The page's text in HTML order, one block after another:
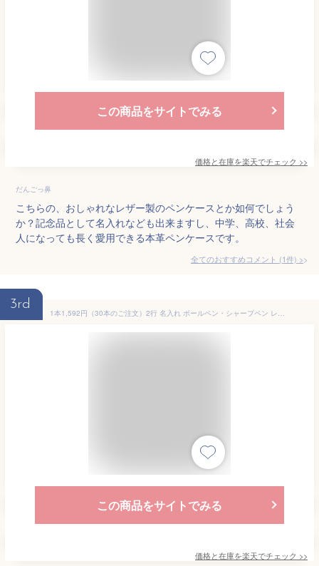
この商品をサイトでみる
価格と在庫を楽天でチェック >>
だんごっ鼻
こちらの、おしゃれなレザー製のペンケースとか如何でしょう
か？記念品として名入れなども出来ますし、中学、高校、社会
人になっても長く愛用できる本革ペンケースです。
全てのおすすめコメント (1件) >
3rd
1本1,592円（30本のご注文）2行 名入れ ボールペン・シャープペン レグノ 1000 2行彫刻 名前入り ギフト PILOT パイロット 少年野球 卒業記念品 部活 卒部 卒業祝 入学祝 ギフト 木製ペン 小学生 中学生 卒業式
この商品をサイトでみる
価格と在庫を楽天でチェック >>